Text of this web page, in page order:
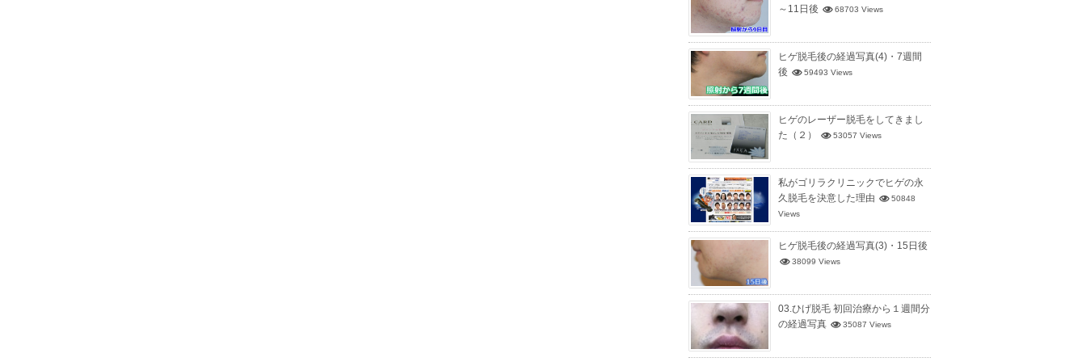
～11日後 68703 Views
ヒゲ脱毛後の経過写真(4)・7週間
後
59493 Views
ヒゲのレーザー脱毛をしてきまし
た（２）
53057 Views
私がゴリラクリニックでヒゲの永
久脱毛を決意した理由
50848
Views
ヒゲ脱毛後の経過写真(3)・15日後
38099 Views
03.ひげ脱毛 初回治療から１週間分
の経過写真
35087 Views